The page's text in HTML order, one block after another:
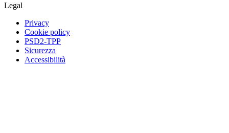
Legal
Privacy
Cookie policy
PSD2-TPP
Sicurezza
Accessibilità